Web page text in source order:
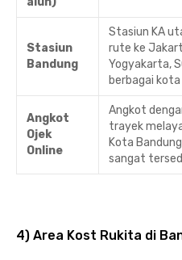
Stasiun
Bandung
Stasiun KA
rute ke
Yogyakarta,
berbagai kota
Angkot
Ojek
Online
Angkot
trayek
Kota
sangat
4) Area Kost Rukita di